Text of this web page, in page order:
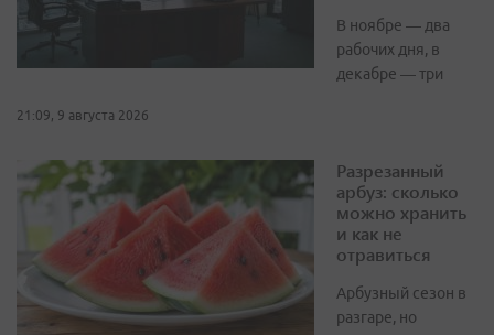
В ноябре — два
рабочих дня, в
декабре — три
21:09, 9 августа 2026
Разрезанный
арбуз: сколько
можно хранить
и как не
отравиться
Арбузный сезон в
разгаре, но